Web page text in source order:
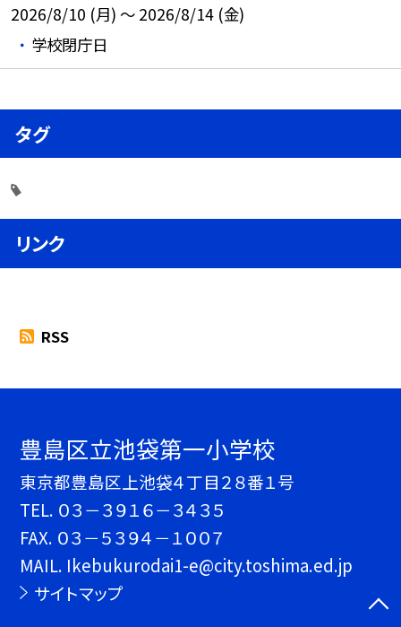
2026/8/10 (月) ～ 2026/8/14 (金)
学校閉庁日
タグ
リンク
RSS
豊島区立池袋第一小学校
東京都豊島区上池袋４丁目２８番１号
TEL. ０３－３９１６－３４３５
FAX. ０３－５３９４－１００７
MAIL. Ikebukurodai1-e@city.toshima.ed.jp
サイトマップ